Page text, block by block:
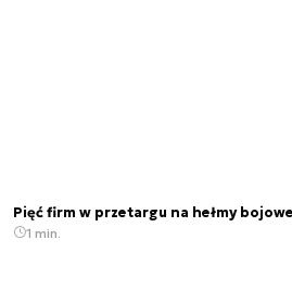
Pięć firm w przetargu na hełmy
1 min.